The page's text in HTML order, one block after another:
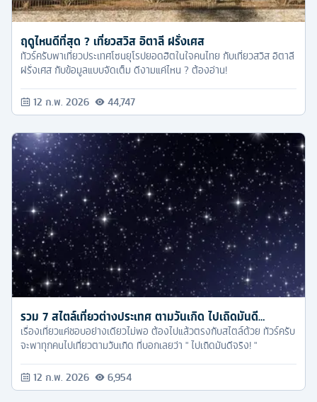
ฤดูไหนดีที่สุด ? เที่ยวสวิส อิตาลี ฝรั่งเศส
ทัวร์ครับพาเที่ยวประเทศโซนยุโรปยอดฮิตในใจคนไทย กับเที่ยวสวิส อิตาลี
ฝรั่งเศส กับข้อมูลแบบจัดเต็ม ดีงามแค่ไหน ? ต้องอ่าน!
12 ก.พ. 2026 44,747
รวม 7 สไตล์เที่ยวต่างประเทศ ตามวันเกิด ไปเถิดมันดี…
เรื่องเที่ยวแค่ชอบอย่างเดียวไม่พอ ต้องไปแล้วตรงกับสไตล์ด้วย ทัวร์ครับ
จะพาทุกคนไปเที่ยวตามวันเกิด ที่บอกเลยว่า " ไปเถิดมันดีจริง! "
12 ก.พ. 2026 6,954